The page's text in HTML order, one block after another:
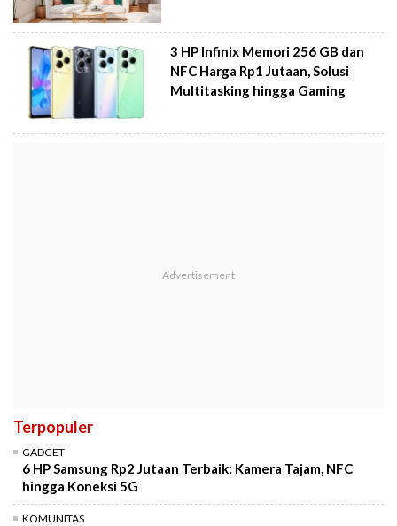
3 HP Infinix Memori 256 GB dan
NFC Harga Rp1 Jutaan, Solusi
Multitasking hingga Gaming
Terpopuler
GADGET
6 HP Samsung Rp2 Jutaan Terbaik: Kamera Tajam, NFC
hingga Koneksi 5G
KOMUNITAS